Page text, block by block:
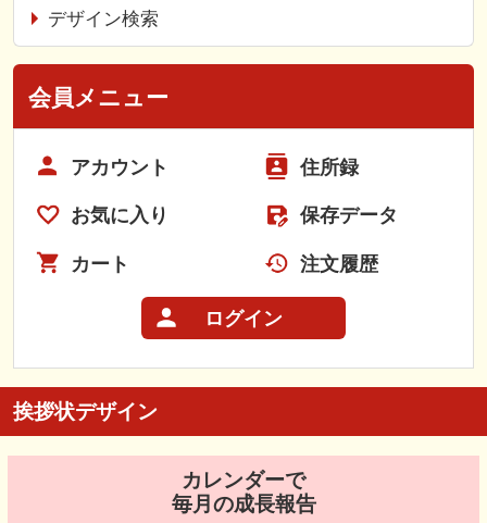
デザイン検索
会員メニュー
アカウント 住所録
お気に入り 保存データ
カート 注文履歴
ログイン
挨拶状デザイン
カレンダーで
毎月の成長報告